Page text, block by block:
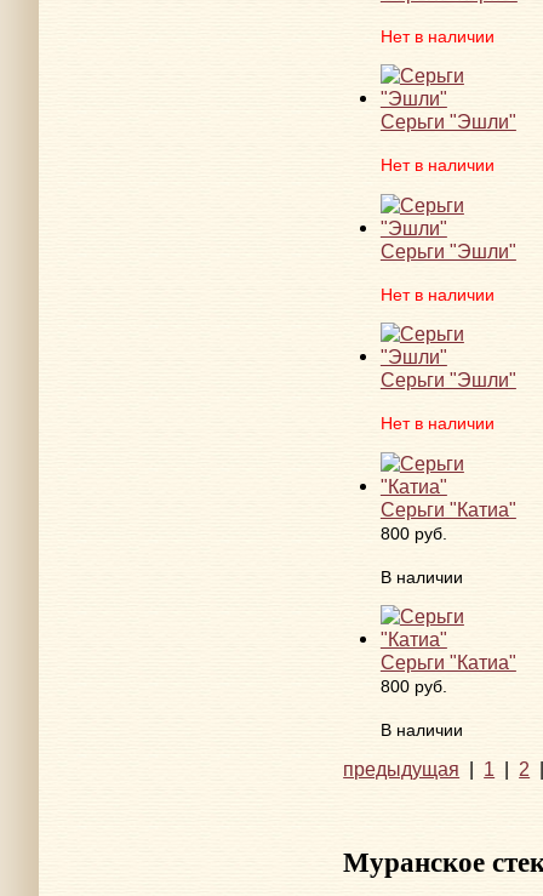
Нет в наличии
Серьги "Эшли"
Нет в наличии
Серьги "Эшли"
Нет в наличии
Серьги "Эшли"
Нет в наличии
Серьги "Катиа"
800 руб.
В наличии
Серьги "Катиа"
800 руб.
В наличии
предыдущая 1 2
Муранское